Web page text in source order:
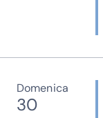
Domenica
30